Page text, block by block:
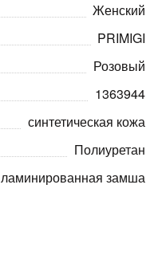
Женский
PRIMIGI
Розовый
1363944
синтетическая кожа
Полиуретан
ламинированная замша